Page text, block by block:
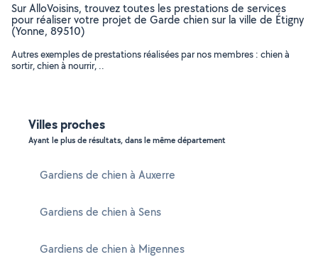
Sur AlloVoisins, trouvez toutes les prestations de services
pour réaliser votre projet de Garde chien sur la ville de Étigny
(Yonne, 89510)
Autres exemples de prestations réalisées par nos membres : chien à
sortir, chien à nourrir, ..
Villes proches
Ayant le plus de résultats, dans le même département
Gardiens de chien à Auxerre
Gardiens de chien à Sens
Gardiens de chien à Migennes